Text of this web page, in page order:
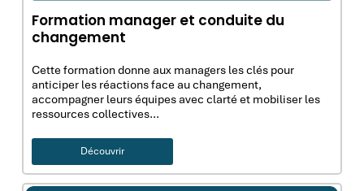
Formation manager et conduite du
changement
Cette formation donne aux managers les clés pour
anticiper les réactions face au changement,
accompagner leurs équipes avec clarté et mobiliser les
ressources collectives…
Découvrir